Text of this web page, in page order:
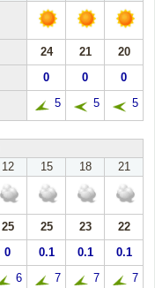
24 21
20
0 0 0
5 5 5
12 15 18 21
25 25 23
22
0 0.1 0.1 0.1
6 7 7 7